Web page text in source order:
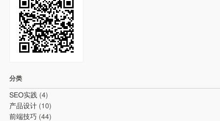
分类
SEO实践 (4)
产品设计 (10)
前端技巧 (44)